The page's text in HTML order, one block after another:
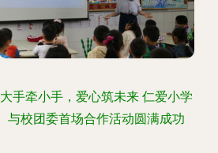
大手牵小手，爱心筑未来 仁爱小学
与校团委首场合作活动圆满成功